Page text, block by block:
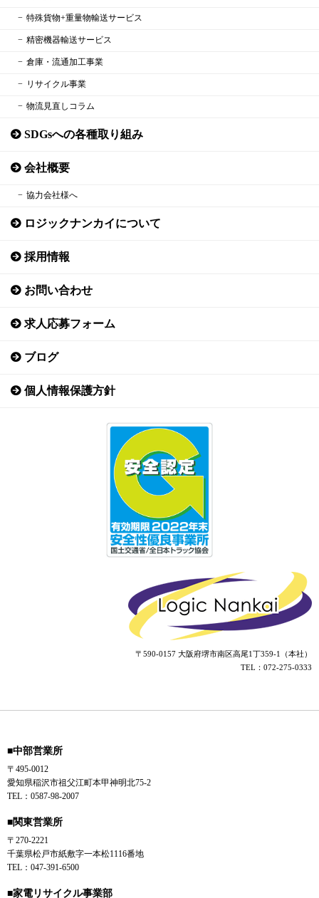
特殊貨物+重量物輸送サービス
精密機器輸送サービス
倉庫・流通加工事業
リサイクル事業
物流見直しコラム
SDGsへの各種取り組み
会社概要
協力会社様へ
ロジックナンカイについて
採用情報
お問い合わせ
求人応募フォーム
ブログ
個人情報保護方針
〒590-0157 大阪府堺市南区高尾1丁359-1（本社）
TEL：072-275-0333
■中部営業所
〒495-0012
愛知県稲沢市祖父江町本甲神明北75-2
TEL：0587-98-2007
■関東営業所
〒270-2221
千葉県松戸市紙敷字一本松1116番地
TEL：047-391-6500
■家電リサイクル事業部